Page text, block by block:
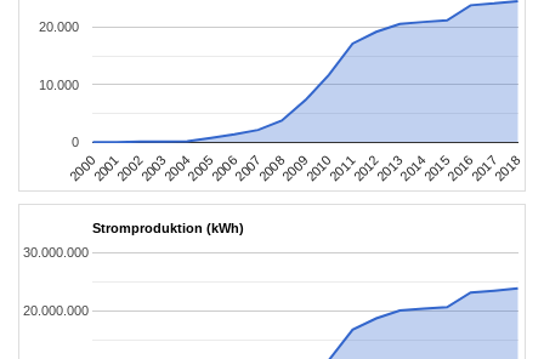
2000200120022003200420052006200720082009201020112012201320142015201620172018
0
10.000
20.000
Stromproduktion (kWh)
20.000.000
30.000.000